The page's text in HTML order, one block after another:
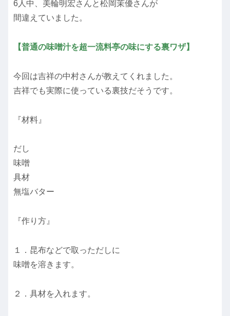
6人中、美輪明宏さんと松岡茉優さんが
間違えていました。
【普通の味噌汁を超一流料亭の味にする裏ワザ】
今回は吉祥の中村さんが教えてくれました。
吉祥でも実際に使っている裏技だそうです。
『材料』
だし
味噌
具材
無塩バター
『作り方』
１．昆布などで取っただしに
味噌を溶きます。
２．具材を入れます。